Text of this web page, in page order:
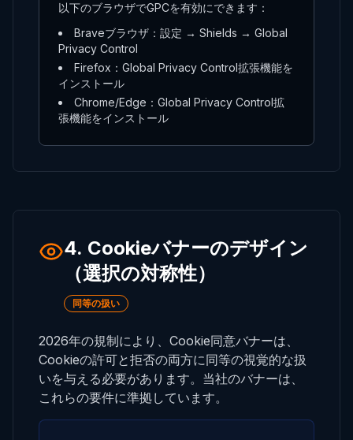
以下のブラウザでGPCを有効にできます：
Braveブラウザ：設定 → Shields → Global
Privacy Control
Firefox：Global Privacy Control拡張機能を
インストール
Chrome/Edge：Global Privacy Control拡
張機能をインストール
4. Cookieバナーのデザイン
（選択の対称性）
同等の扱い
2026年の規制により、Cookie同意バナーは、
Cookieの許可と拒否の両方に同等の視覚的な扱
いを与える必要があります。当社のバナーは、
これらの要件に準拠しています。